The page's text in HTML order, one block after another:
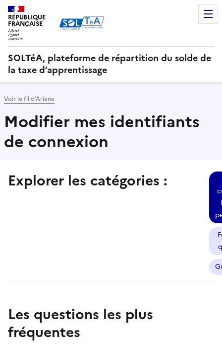
RÉPUBLIQUE
FRANÇAISE
SOLTéA, plateforme de répartition du solde de
la taxe d’apprentissage
Voir le fil d’Ariane
Modifier mes identifiants
de connexion
Explorer les catégories :
Sélectionner une des thématiques suivantes et
Les questions les plus
fréquentes